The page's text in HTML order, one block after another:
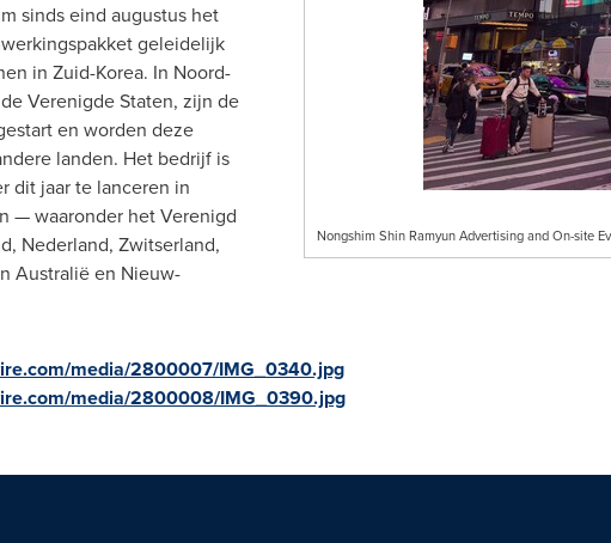
Nongshim Shin Ramyun Advertising and On-site
sinds eind augustus het
geleidelijk
in Zuid-Korea. In Noord-
Verenigde Staten, zijn de
en worden deze
landen. Het bedrijf is
dit jaar te lanceren in
— waaronder het Verenigd
Nederland, Zwitserland,
Australië en Nieuw-
media/2800007/IMG_0340.jpg
media/2800008/IMG_0390.jpg